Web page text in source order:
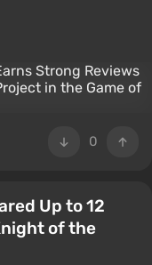
0
Up to 12
of the